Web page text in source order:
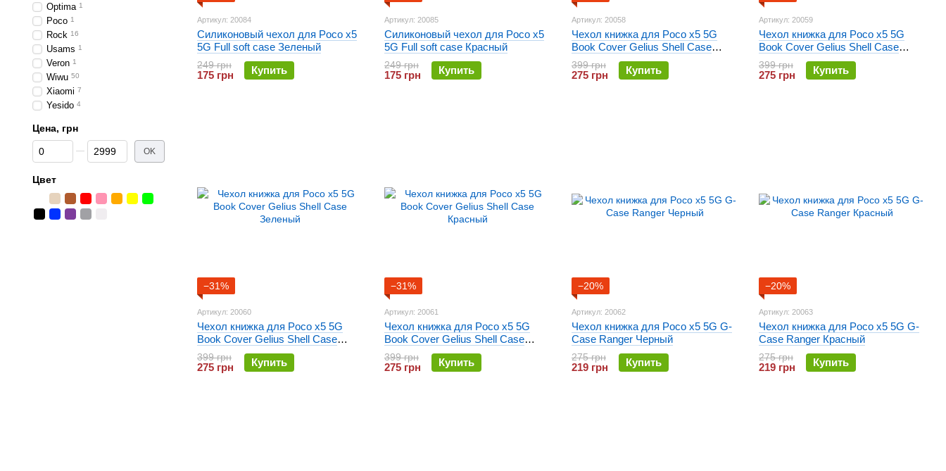
Артикул: 20084
Силиконовый чехол для Poco x5
5G Full soft case Зеленый
249 грн
175 грн Купить
Артикул: 20085
Силиконовый чехол для Poco x5
5G Full soft case Красный
249 грн
175 грн Купить
Артикул: 20058
Чехол книжка для Poco x5 5G
Book Cover Gelius Shell Case
Черный
399 грн
275 грн Купить
Артикул: 20059
Чехол книжка для Poco x5 5G
Book Cover Gelius Shell Case
Синий
399 грн
275 грн Купить
−31%
Артикул: 20060
Чехол книжка для Poco x5 5G
Book Cover Gelius Shell Case
Зеленый
399 грн
275 грн Купить
−31%
Артикул: 20061
Чехол книжка для Poco x5 5G
Book Cover Gelius Shell Case
Красный
399 грн
275 грн Купить
−20%
Артикул: 20062
Чехол книжка для Poco x5 5G G-
Case Ranger Черный
275 грн
219 грн Купить
−20%
Артикул: 20063
Чехол книжка для Poco x5 5G G-
Case Ranger Красный
275 грн
219 грн Купить
Optima 1
Poco 1
Rock 16
Usams 1
Veron 1
Wiwu 50
Xiaomi 7
Yesido 4
Цена, грн
От Цена, грн
До Цена, грн OK
Цвет